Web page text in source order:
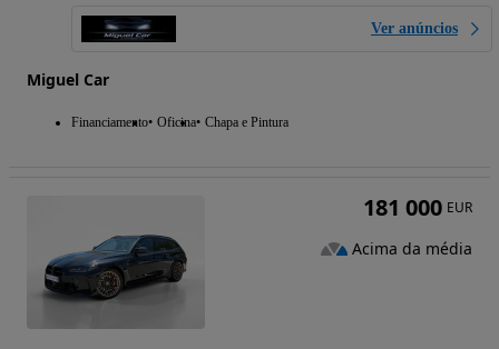
Ver anúncios
Miguel Car
Financiamento Oficina Chapa e Pintura
181 000 EUR
Acima da média